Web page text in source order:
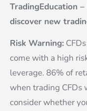
TradingEducation
discover new
Risk Warning:
come with a high
leverage. 86% of
when trading CFDs
consider whether